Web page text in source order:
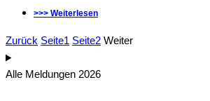
>>> Weiterlesen
Zurück Seite1 Seite2 Weiter
Alle Meldungen 2026